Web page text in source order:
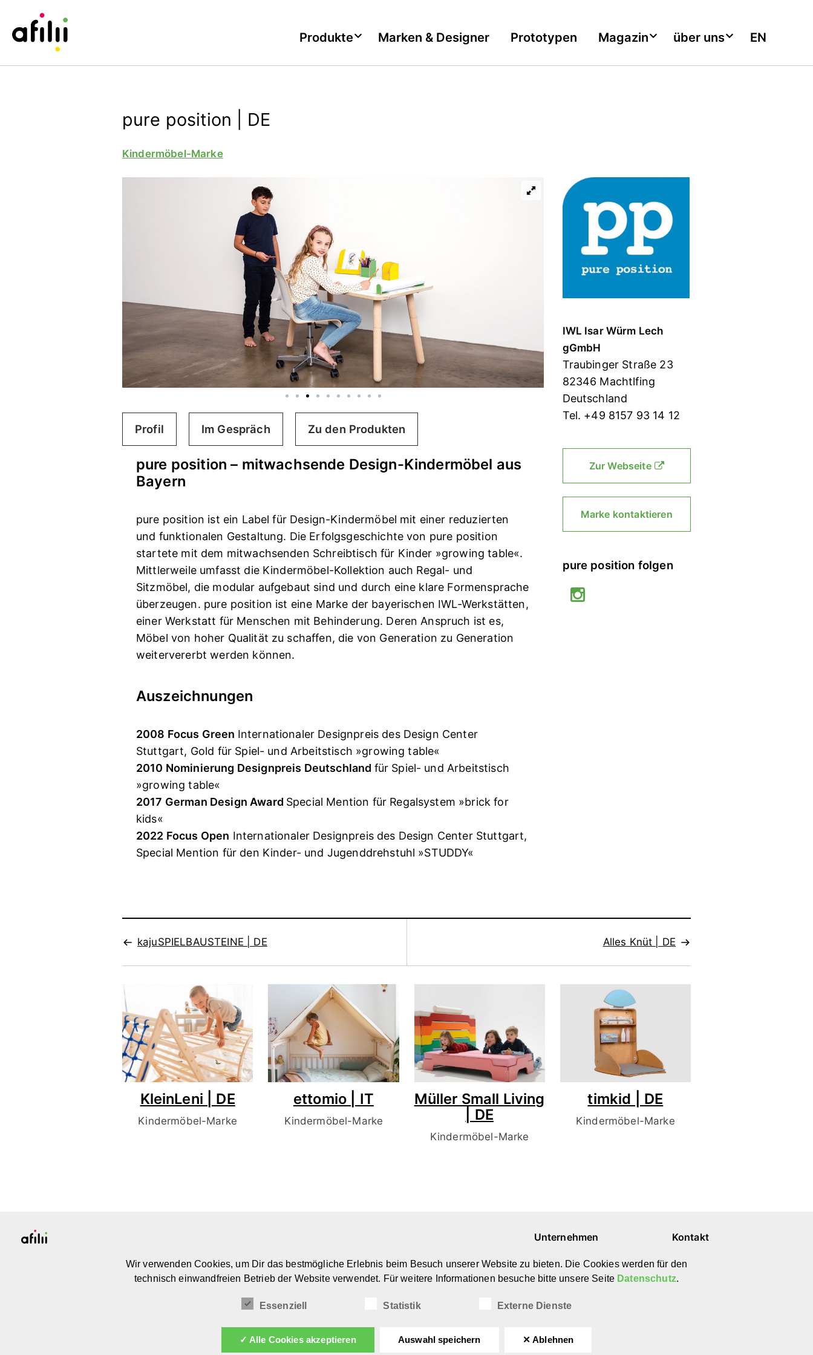
Produkte Marken & Designer Prototypen Magazin über uns EN
pure position | DE
Kindermöbel-Marke
Profil Im Gespräch Zu den Produkten
pure position – mitwachsende Design-Kindermöbel aus
Bayern
pure position ist ein Label für Design-Kindermöbel mit einer reduzierten
und funktionalen Gestaltung. Die Erfolgsgeschichte von pure position
startete mit dem mitwachsenden Schreibtisch für Kinder »growing table«.
Mittlerweile umfasst die Kindermöbel-Kollektion auch Regal- und
Sitzmöbel, die modular aufgebaut sind und durch eine klare Formensprache
überzeugen. pure position ist eine Marke der bayerischen IWL-Werkstätten,
einer Werkstatt für Menschen mit Behinderung. Deren Anspruch ist es,
Möbel von hoher Qualität zu schaffen, die von Generation zu Generation
weitervererbt werden können.
Auszeichnungen
2008 Focus Green Internationaler Designpreis des Design Center
Stuttgart, Gold für Spiel- und Arbeitstisch »growing table«
2010 Nominierung Designpreis Deutschland für Spiel- und Arbeitstisch
»growing table«
2017 German Design Award Special Mention für Regalsystem »brick for
kids«
2022 Focus Open Internationaler Designpreis des Design Center Stuttgart,
Special Mention für den Kinder- und Jugenddrehstuhl »STUDDY«
IWL Isar Würm Lech
gGmbH
Traubinger Straße 23
82346 Machtlfing
Deutschland
Tel. +49 8157 93 14 12
Zur Webseite
Marke kontaktieren
pure position folgen
kajuSPIELBAUSTEINE | DE Alles Knüt | DE
KleinLeni | DE
Kindermöbel-Marke
ettomio | IT
Kindermöbel-Marke
Müller Small Living
| DE
Kindermöbel-Marke
timkid | DE
Kindermöbel-Marke
FOR MEANINGFUL DESIGN FOR KIDS
Kreatives Spielzeug
Spiel- & Kindermöbel
Unternehmen
Newsletter
Datenschutz
Kontakt
Instagram
Pinterest
Wir verwenden Cookies, um Dir das bestmögliche Erlebnis beim Besuch unserer Website zu bieten. Die Cookies werden für den
technisch einwandfreien Betrieb der Website verwendet. Für weitere Informationen besuche bitte unsere Seite Datenschutz.
Essenziell Statistik Externe Dienste
✓ Alle Cookies akzeptieren Auswahl speichern ✕ Ablehnen